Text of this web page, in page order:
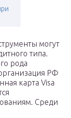
могут
типа.
рода
РФ
карта Visa
Среди